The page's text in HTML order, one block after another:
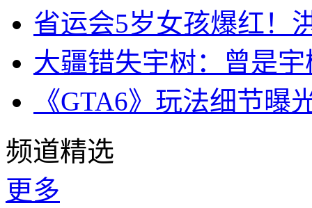
省运会5岁女孩爆红！
大疆错失宇树：曾是
《GTA6》玩法细节
频道精选
更多